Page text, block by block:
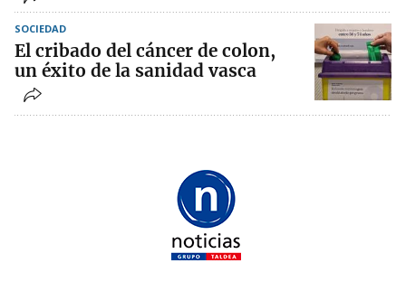
SOCIEDAD
El cribado del cáncer de colon,
un éxito de la sanidad vasca